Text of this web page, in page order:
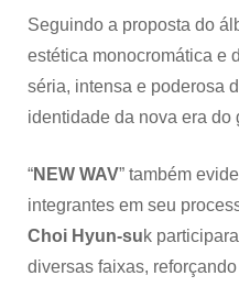
Seguindo a proposta do
estética monocromática e
séria, intensa e poderosa
identidade da nova era do
“NEW WAV” também
integrantes em seu
Choi Hyun-suk
diversas faixas,